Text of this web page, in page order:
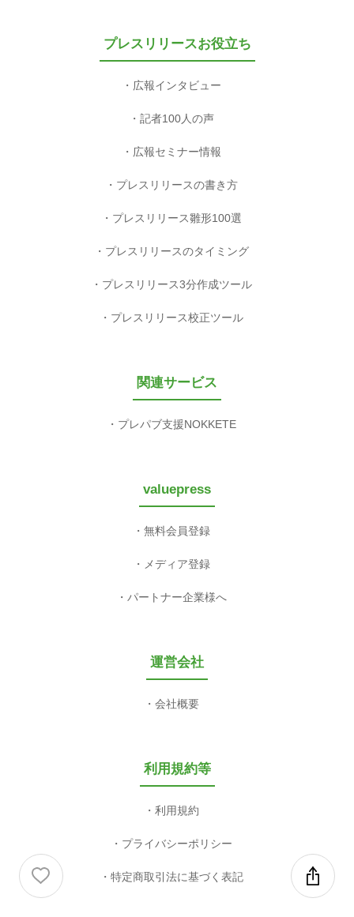
プレスリリースお役立ち
広報インタビュー
記者100人の声
広報セミナー情報
プレスリリースの書き方
プレスリリース雛形100選
プレスリリースのタイミング
プレスリリース3分作成ツール
プレスリリース校正ツール
関連サービス
プレパブ支援NOKKETE
valuepress
無料会員登録
メディア登録
パートナー企業様へ
運営会社
会社概要
利用規約等
利用規約
プライバシーポリシー
特定商取引法に基づく表記